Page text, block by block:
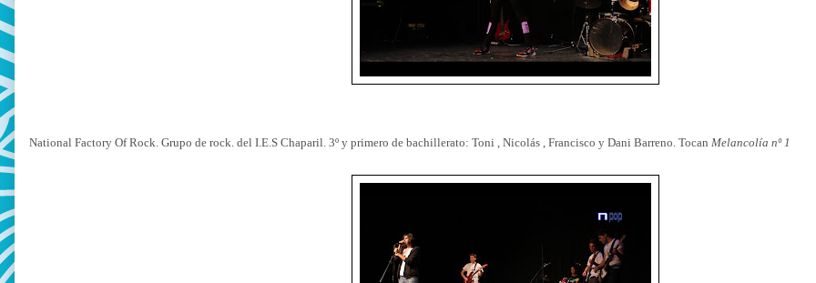
National Factory Of Rock. Grupo de rock. del I.E.S Chaparil. 3º y primero de bachillerato: Toni , Nicolás , Francisco y Dani Barreno. Tocan Melancolía nº 1